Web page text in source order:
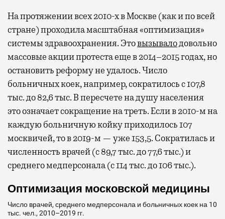
На протяжении всех 2010-х в Москве (как и по всей
стране) проходила масштабная «оптимизация»
системы здравоохранения. Этовызывалодовольно
массовые акции протеста еще в 2014–2015 годах, но
остановить реформу не удалось. Число
больничных коек, например, сократилось с 107,8
тыс. до 82,6 тыс. В пересчете на душу населения
это означает сокращение на треть. Если в 2010-м на
каждую больничную койку приходилось 107
москвичей, то в 2019-м — уже 153,5. Сократилась и
численность врачей (с 89,7 тыс. до 77,6 тыс.) и
среднего медперсонала (с 114 тыс. до 106 тыс.).